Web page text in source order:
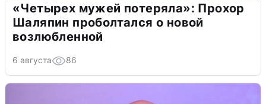
«Четырех мужей потеряла»: Прохор
Шаляпин проболтался о новой
возлюбленной
6 августа 86